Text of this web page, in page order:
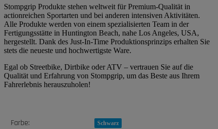
Stompgrip Produkte stehen weltweit für Premium-Qualität in
actionreichen Sportarten und bei anderen intensiven Aktivitäten.
Alle Produkte werden von einem spezialisierten Team in der
Fertigungsstätte in Huntington Beach, nahe Los Angeles, USA,
hergestellt. Dank des Just-In-Time Produktionsprinzips erhalten Sie
stets die neueste und hochwertigste Ware.
Egal ob Streetbike, Dirtbike oder ATV – vertrauen Sie auf die
Qualität und Erfahrung von Stompgrip, um das Beste aus Ihrem
Fahrerlebnis herauszuholen!
Produkteigenschaft
Wert
Farbe: Schwarz